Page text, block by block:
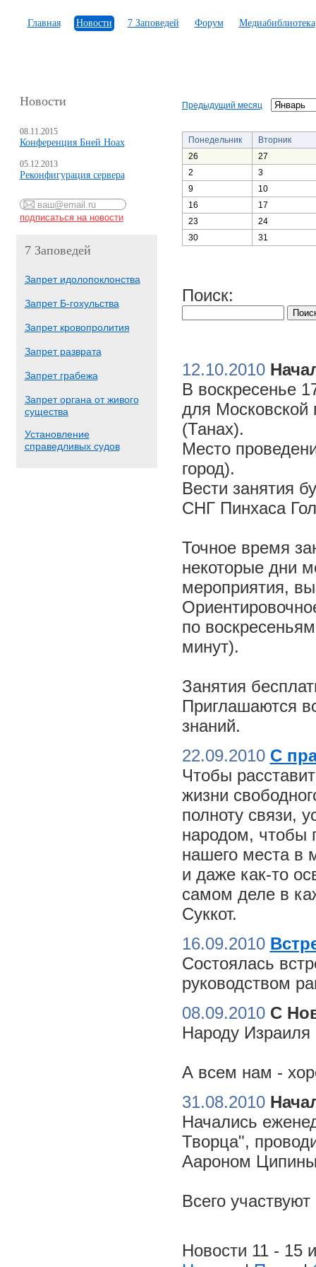
Главная Новости 7 Заповедей Форум Медиабиблиотека
Новости
08.11.2015
Конференция Бней Ноах
05.12.2013
Реконфигурация сервера
7 Заповедей
Запрет идолопоклонства
Запрет Б-гохульства
Запрет кровопролития
Запрет разврата
Запрет грабежа
Запрет органа от живого
существа
Установление
справедливых судов
Предыдущий месяц
Понедельник
Вторник
26
27
2
3
9
10
16
17
23
24
30
31
Поиск:
12.10.2010
В воскресенье
для Московской
(Танах).
Место
город).
Вести занятия
СНГ Пинхаса
Точное время
некоторые дни
мероприятия,
по
минут).
Занятия
Приглашаются
знаний.
22.09.2010 С
Чтобы
жизни
полноту связи,
народом, чтобы
нашего места в
и даже как-то
самом деле в
Суккот.
16.09.2010
Состоялась
руководством
08.09.2010 С
Народу Израиля
А всем нам -
31.08.2010
Начались
Творца",
Аароном
Всего
Новости 11 - 15